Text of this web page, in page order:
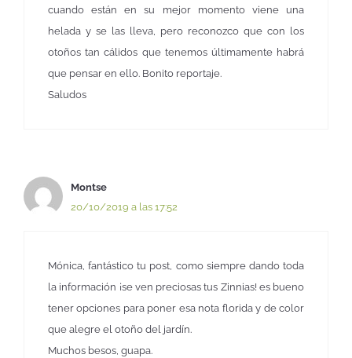
cuando están en su mejor momento viene una
helada y se las lleva, pero reconozco que con los
otoños tan cálidos que tenemos últimamente habrá
que pensar en ello. Bonito reportaje.
Saludos
Montse
20/10/2019 a las 17:52
Mónica, fantástico tu post, como siempre dando toda
la información ¡se ven preciosas tus Zinnias! es bueno
tener opciones para poner esa nota florida y de color
que alegre el otoño del jardín.
Muchos besos, guapa.